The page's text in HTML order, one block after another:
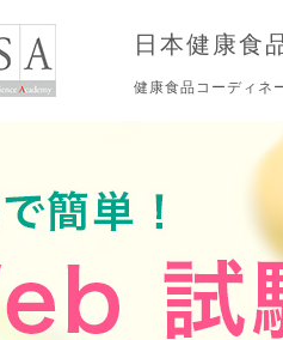
日本健康食
健康食品コーディネ